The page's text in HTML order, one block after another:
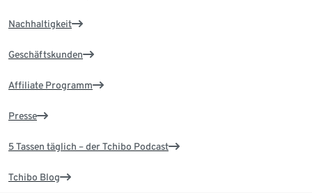
Nachhaltigkeit
Geschäftskunden
Affiliate Programm
Presse
5 Tassen täglich – der Tchibo Podcast
Tchibo Blog